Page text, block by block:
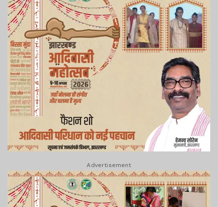
Advertisement